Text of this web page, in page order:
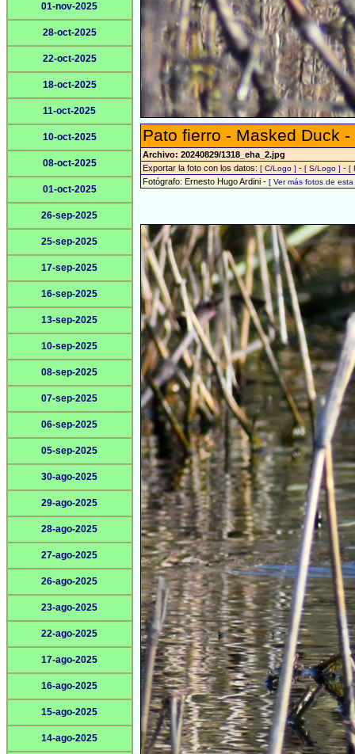
01-nov-2025
28-oct-2025
22-oct-2025
18-oct-2025
11-oct-2025
10-oct-2025
08-oct-2025
01-oct-2025
26-sep-2025
25-sep-2025
17-sep-2025
16-sep-2025
13-sep-2025
10-sep-2025
08-sep-2025
07-sep-2025
06-sep-2025
05-sep-2025
30-ago-2025
29-ago-2025
28-ago-2025
27-ago-2025
26-ago-2025
23-ago-2025
22-ago-2025
17-ago-2025
16-ago-2025
15-ago-2025
14-ago-2025
Pato fierro - Masked Duck -
Archivo: 20240829/1318_eha_2.jpg
Exportar la foto con los datos: [ C/Logo ] - [ S/Logo ] - [
Fotógrafo: Ernesto Hugo Ardini - [ Ver más fotos de